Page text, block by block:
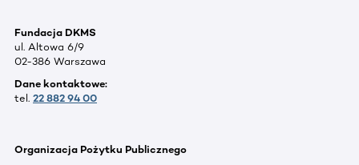
Fundacja DKMS
ul. Altowa 6/9
02-386 Warszawa
Dane kontaktowe:
tel. 22 882 94 00
Organizacja Pożytku Publicznego